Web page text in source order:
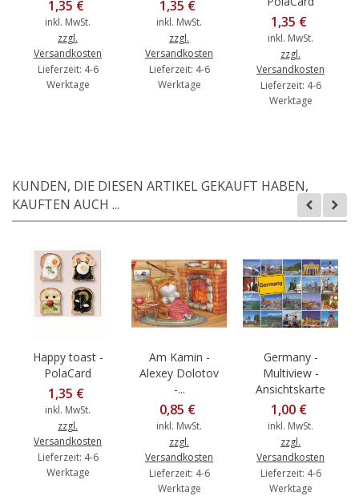
1,35 €
inkl. MwSt.
zzgl.
Versandkosten
Lieferzeit: 4-6
Werktage
1,35 €
inkl. MwSt.
zzgl.
Versandkosten
Lieferzeit: 4-6
Werktage
1,35 €
inkl. MwSt.
zzgl.
Versandkosten
Lieferzeit: 4-6
Werktage
KUNDEN, DIE DIESEN ARTIKEL GEKAUFT HABEN,
KAUFTEN AUCH ...
Happy toast -
PolaCard
1,35 €
inkl. MwSt.
zzgl.
Versandkosten
Lieferzeit: 4-6
Werktage
Am Kamin -
Alexey Dolotov
-...
0,85 €
inkl. MwSt.
zzgl.
Versandkosten
Lieferzeit: 4-6
Werktage
Germany -
Multiview -
Ansichtskarte
1,00 €
inkl. MwSt.
zzgl.
Versandkosten
Lieferzeit: 4-6
Werktage